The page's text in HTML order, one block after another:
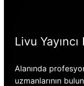
Livu
Alanında
uzmanlarının